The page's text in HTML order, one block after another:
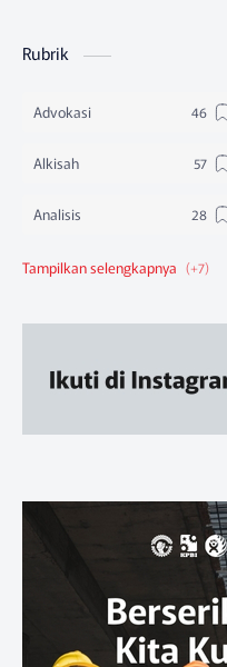
Rubrik
Advokasi
Alkisah
Analisis
Berita Federasi
Ruang Belajar